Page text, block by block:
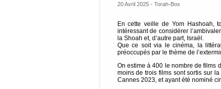
20 Avril 2025 - Torah-Box
En cette veille de Yom Hashoah,
intéressant de considérer
la Shoah et, d’autre part, Israël.
Que ce soit via le cinéma, la
préoccupés par le thème de
On estime à 400 le nombre de films
moins de trois films sont sortis sur
Cannes 2023, et ayant été nominé